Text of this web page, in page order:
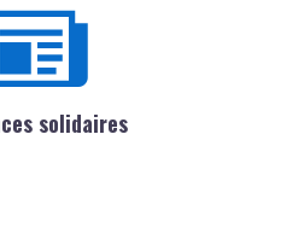
solidaires